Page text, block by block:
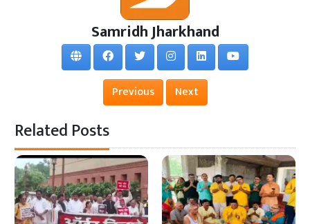
Samridh Jharkhand
Previous Next
Related Posts